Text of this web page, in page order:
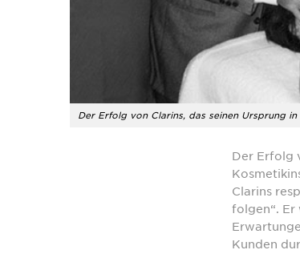
Der Erfolg von Clarins, das seinen Ursprung
Der Erfolg
Clarins
folgen“. Er
Kunden